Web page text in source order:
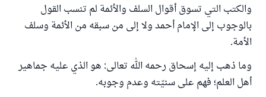
والكتب التي تسوق أقوال السلف والأئمة لم تنسب القول
بالوجوب إلى الإمام أحمد ولا إلى من سبقه من الأئمة وسلف
الأمة.
وما ذهب إليه إسحاق رحمه الله تعالى: هو الذي عليه جماهير
أهل العلم؛ فهم على سنيّته وعدم وجوبه.